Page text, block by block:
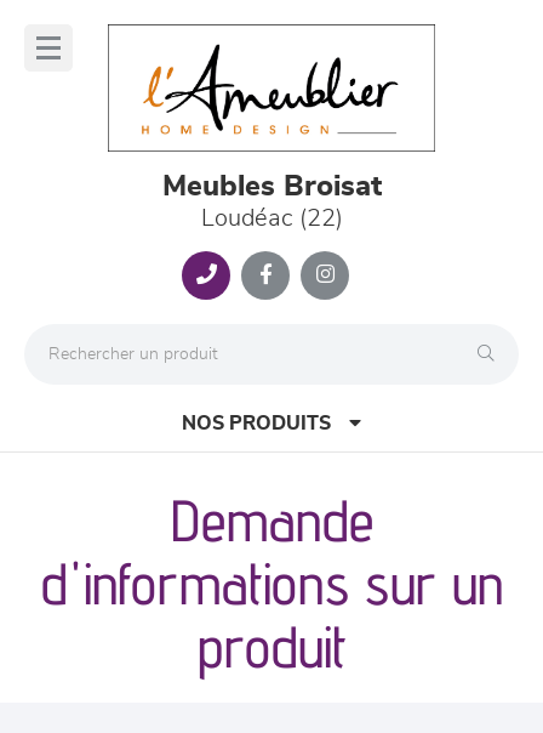
Meubles Broisat
Loudéac (22)
NOS PRODUITS
canapés et fauteuils
séjours
meubles de complément
Demande
d'informations sur un
produit